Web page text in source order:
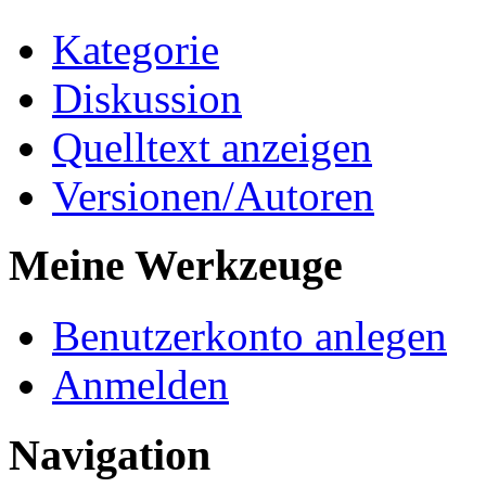
Kategorie
Diskussion
Quelltext anzeigen
Versionen/Autoren
Meine Werkzeuge
Benutzerkonto anlegen
Anmelden
Navigation